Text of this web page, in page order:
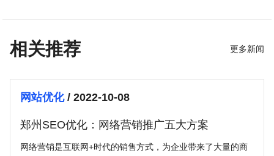
相关推荐 更多新闻
网站优化/ 2022-10-08
郑州SEO优化：网络营销推广五大方案
网络营销是互联网+时代的销售方式，为企业带来了大量的商